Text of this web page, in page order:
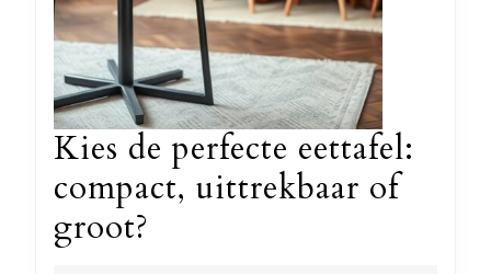
Kies de perfecte eettafel:
compact, uittrekbaar of
groot?